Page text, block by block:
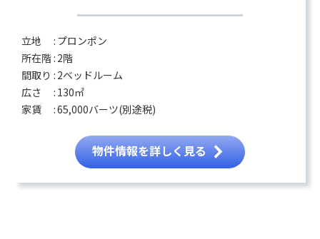
立地 : プロンポン
所在階 : 2階
間取り : 2ベッドルーム
広さ : 130㎡
家賃 :65,000バーツ(別途税)
物件情報を詳しく見る